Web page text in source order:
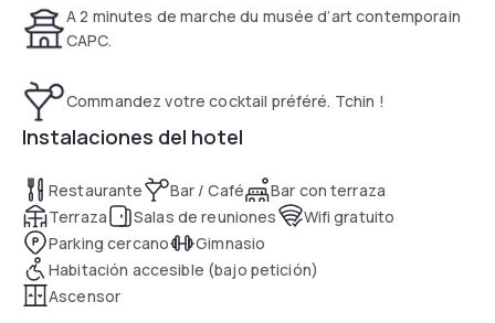
A breakfast can be enjoyed every morning. There is a bar
and will be reopened by the end of August.
This 4-star hotel also offers business facilities. A gym is
Hotel Indigo Bordeaux Center Chartrons is a 2-minute walk
from the CAPC (Museum of Contemporary Art). Line C Paul
Doumer tram stop directly servicing St Jean Train Station is
a 5-minute walk away. The Grand Theater is a 10-minute
walk away.
A 2 minutes de marche du musée d’art contemporain
CAPC.
Commandez votre cocktail préféré. Tchin !
Instalaciones del hotel
Restaurante Bar / Café
Bar con terraza
Terraza
Salas de reuniones
Wifi gratuito
Parking cercano
Gimnasio
Habitación accesible (bajo petición)
Ascensor